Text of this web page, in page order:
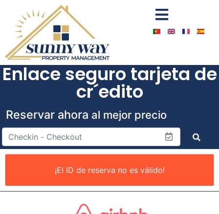
Enlace seguro tarjeta de
cr´edito
Reservar ahora al mejor precio
¡El ID de reserva no es válido!